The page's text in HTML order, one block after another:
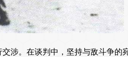
涉。在谈判中，坚持与敌斗争的